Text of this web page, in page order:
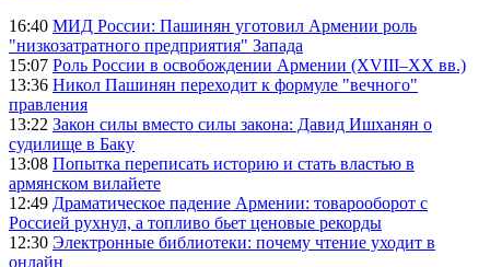
16:40 МИД России: Пашинян уготовил Армении роль
"низкозатратного предприятия" Запада
15:07 Роль России в освобождении Армении (XVIII–XX вв.)
13:36 Никол Пашинян переходит к формуле "вечного"
правления
13:22 Закон силы вместо силы закона: Давид Ишханян о
судилище в Баку
13:08 Попытка переписать историю и стать властью в
армянском вилайете
12:49 Драматическое падение Армении: товарооборот с
Россией рухнул, а топливо бьет ценовые рекорды
12:30 Электронные библиотеки: почему чтение уходит в
онлайн